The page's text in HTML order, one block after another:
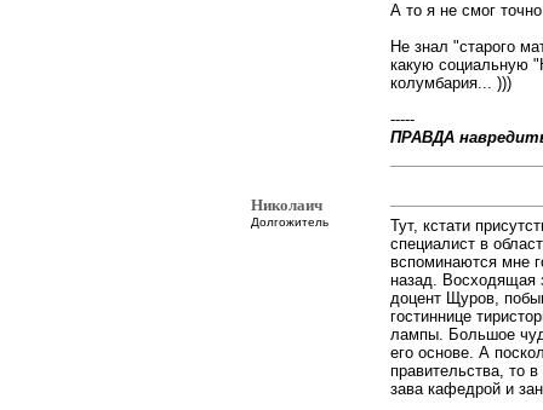
А то я не смог
Не знал "старого
какую социальную
колумбария... )))
-----
ПРАВДА
Николаич
Долгожитель
Тут, кстати
специалист в
вспоминаются мне
назад. Восходящая
доцент Щуров,
гостиннице
лампы. Большое
его основе. А
правительства, то
зава кафедрой и